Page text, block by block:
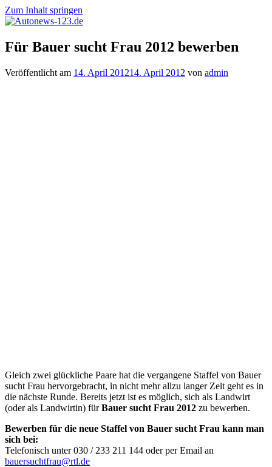
Zum Inhalt springen
Autonews-
123.de
Autonews
mit
Für Bauer sucht Frau 2012 bewerben
Veröffentlicht am 14. April 201214. April 2012 von admin
Gleich zwei glückliche Paare hat die vergangene Staffel von Bauer
sucht Frau hervorgebracht, in nicht mehr allzu langer Zeit geht es in
die nächste Runde. Bereits jetzt ist es möglich, sich als Landwirt
(oder als Landwirtin) fürBauer sucht Frau 2012 zu bewerben.
Bewerben für die neue Staffel von Bauer sucht Frau kann man
sich bei:
Telefonisch unter 030 / 233 211 144 oder per Email an
bauersuchtfrau@rtl.de